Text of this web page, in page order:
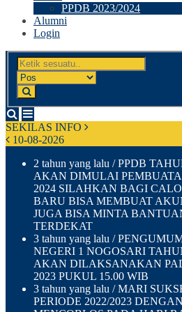
PPDB 2023/2024
Alumni
Login
SEKILAS INFO
10-08-2026
2 tahun yang lalu / PPDB
AKAN DIMULAI
2024 SILAHKAN BAGI
BARU BISA MEMBUAT
JUGA BISA MINTA
TERDEKAT
3 tahun yang lalu /
NEGERI 1 NOGOSARI
AKAN DILAKSANAKAN
2023 PUKUL 15.00 WIB
3 tahun yang lalu / MARI
PERIODE 2022/2023